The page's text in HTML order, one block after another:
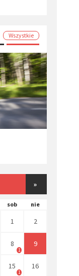
Wszystkie
»
sob nie
1 2
8
1
9
15
1
16